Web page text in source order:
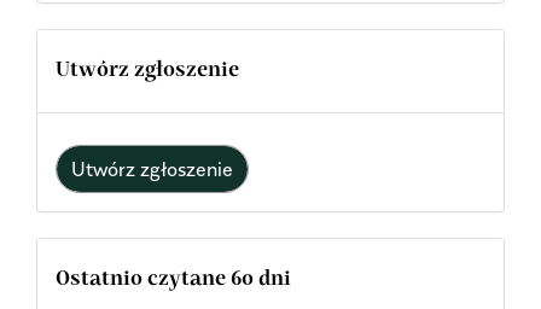
Utwórz zgłoszenie
Utwórz zgłoszenie
Ostatnio czytane 60 dni